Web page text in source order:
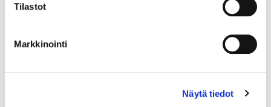
Tilastot
Markkinointi
Näytä tiedot
31.7.2016
Broadway/Musical Industry Tap -tunnit vievät sinut
opetellaan stepin liikemateriaalia ja -tekniikkaa sekä
uusimpien musikaalikappaleiden ja ikivihreiden